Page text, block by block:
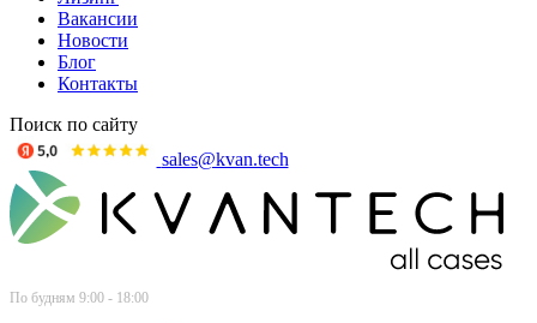
Вакансии
Новости
Блог
Контакты
Поиск по сайту
sales@kvan.tech
По будням 9:00 - 18:00